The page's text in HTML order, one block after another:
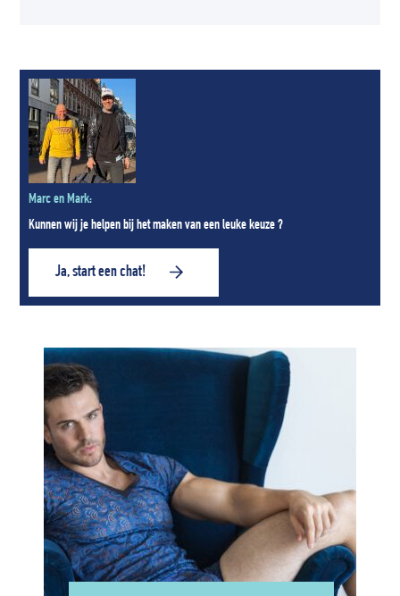
Marc en Mark:
Kunnen wij je helpen bij het maken van een leuke keuze ?
Ja, start een chat!